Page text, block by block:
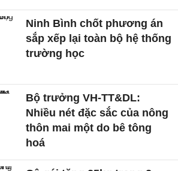
Ninh Bình chốt phương án
sắp xếp lại toàn bộ hệ thống
trường học
Bộ trưởng VH-TT&DL:
Nhiều nét đặc sắc của nông
thôn mai một do bê tông
hoá